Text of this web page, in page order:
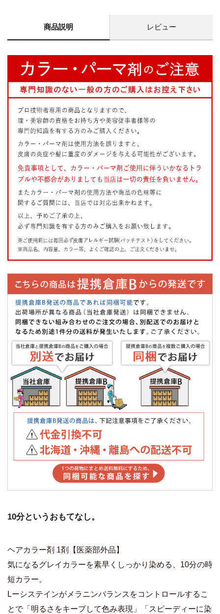
商品説明 レビュー
10分というおもてなし。
ヘアカラー剤 1剤【医薬部外品】
気になるグレイカラーを素早くしっかり染める、10分の時
短カラー。
Lーシステインがメラニンバランスをコントロールするこ
とで「明るさをキープして色み表現」「スピーディーに染